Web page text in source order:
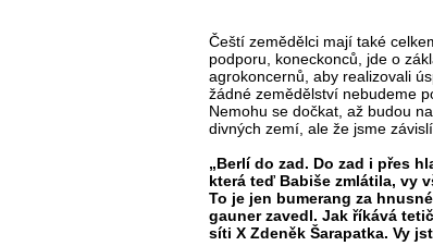
Čeští zemědělci mají také
podporu, koneckonců, jde o
agrokoncernů, aby realizovali
žádné zemědělství nebudeme
Nemohu se dočkat, až budou
divných zemí, ale že jsme
„Berlí do zad. Do zad i přes
která teď Babiše zmlátila, vy
To je jen bumerang za
gauner zavedl. Jak říkává
síti X Zdeněk Šarapatka. Vy